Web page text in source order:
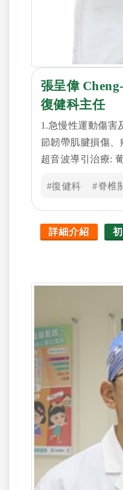
張呈偉
復健科主任
1.急慢性運動傷害
節韌帶肌腱損傷、
超音波導引治療:
療、神經解套注
復健、腦創傷復
之主治項目: 五十
性關節炎、下背
#復健科 #脊椎
詳細介紹